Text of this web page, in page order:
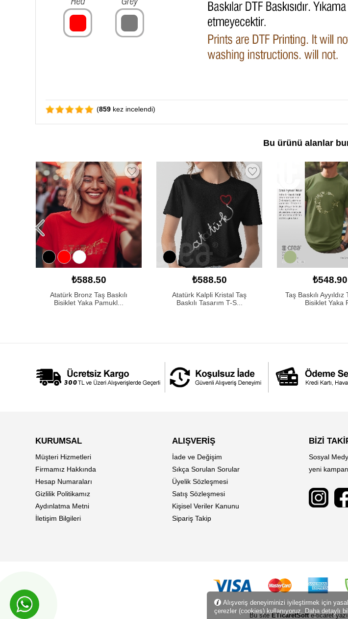
(859 kez incelendi)
Bu ürünü alanlar
₺588.50
Atatürk Bronz Taş Baskılı
Bisiklet Yaka Pamukl...
₺588.50
Atatürk Kalpli Kristal Taş
Baskılı Tasarım T-S...
₺548.90
Taş Baskılı Ayyıldız
Bisiklet Yaka
KURUMSAL ALIŞVERİŞ BİZİ
Müşteri Hizmetleri
Firmamız Hakkında
Hesap Numaraları
Gizlilik Politikamız
Aydınlatma Metni
İletişim Bilgileri
İade ve Değişim
Sıkça Sorulan Sorular
Üyelik Sözleşmesi
Satış Sözleşmesi
Kişisel Veriler Kanunu
Sipariş Takip
Sosyal
yeni
Bu siteETicaretSofte-ticaret
Alışveriş deneyiminizi iyileştirmek için
çerezler (cookies) kullanıyoruz. Daha detaylı